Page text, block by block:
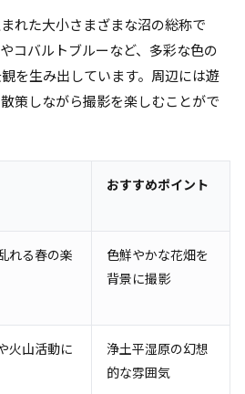
れた大小さまざまな沼の総称で
コバルトブルーなど、多彩な色の
を生み出しています。周辺には遊
策しながら撮影を楽しむことがで
おすすめポイント
れる春の楽
色鮮やかな花畑を
背景に撮影
火山活動に
浄土平湿原の幻想
的な雰囲気